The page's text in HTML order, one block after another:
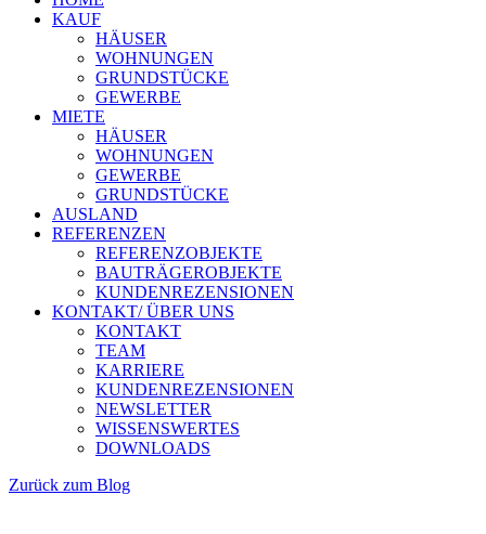
KAUF
HÄUSER
WOHNUNGEN
GRUNDSTÜCKE
GEWERBE
MIETE
HÄUSER
WOHNUNGEN
GEWERBE
GRUNDSTÜCKE
AUSLAND
REFERENZEN
REFERENZOBJEKTE
BAUTRÄGEROBJEKTE
KUNDENREZENSIONEN
KONTAKT/ ÜBER UNS
KONTAKT
TEAM
KARRIERE
KUNDENREZENSIONEN
NEWSLETTER
WISSENSWERTES
DOWNLOADS
Zurück zum Blog